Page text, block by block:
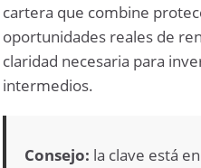
cartera que combine
oportunidades reales de
claridad necesaria para
intermedios.
Consejo: la clave está